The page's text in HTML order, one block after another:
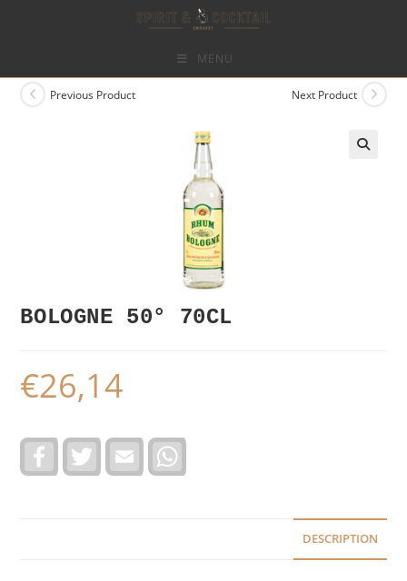
MENU
Previous Product Next Product
BOLOGNE 50° 70CL
€26,14
c
T
i
E
a
a
DESCRIPTION